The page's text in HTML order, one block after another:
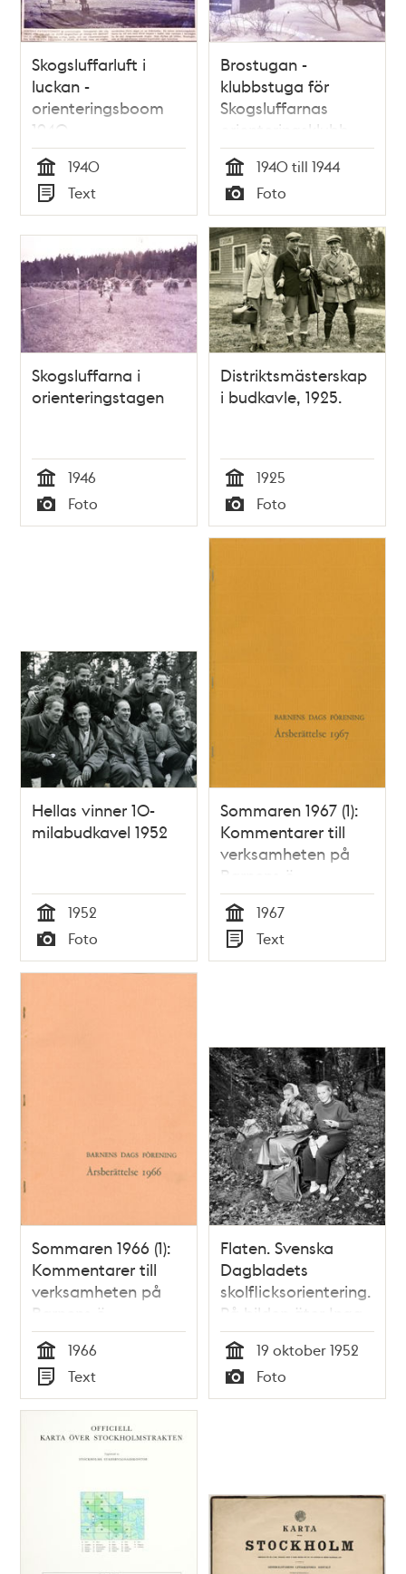
Skogsluffarluft i
luckan -
orienteringsboom
1940
Tid
1940
Typ
Text
Brostugan -
klubbstuga för
Skogsluffarnas
orienteringsklubb
Tid
1940 till 1944
Typ
Foto
Skogsluffarna i
orienteringstagen
Tid
1946
Typ
Foto
Distriktsmästerskap
i budkavle, 1925.
Tid
1925
Typ
Foto
Hellas vinner 10-
milabudkavel 1952
Tid
1952
Typ
Foto
Sommaren 1967 (1):
Kommentarer till
verksamheten på
Barnens ö
Tid
1967
Typ
Text
Sommaren 1966 (1):
Kommentarer till
verksamheten på
Barnens ö
Tid
1966
Typ
Text
Flaten. Svenska
Dagbladets
skolflicksorientering.
På bilden äter Inga-
Britt Wallsten och
Karin Hahn sina
smörgåsar efter
tävlingen
Tid
19 oktober 1952
Typ
Foto